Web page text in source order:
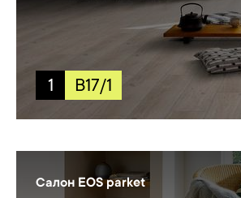
1 B17/1
Салон EOS parket